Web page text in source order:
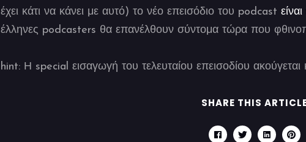
έχει κάτι να κάνει με αυτό) το νέο επεισόδιο του podcast
έλληνες podcasters θα επανέλθουν σύντομα τώρα που
hint: Η special εισαγωγή του τελευταίου επεισοδίου ακούγεται
SHARE THIS